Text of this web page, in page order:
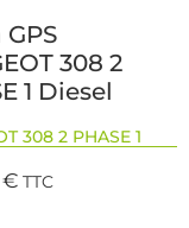
GPS
308 2
1 Diesel
308 2 PHASE 1
€ TTC